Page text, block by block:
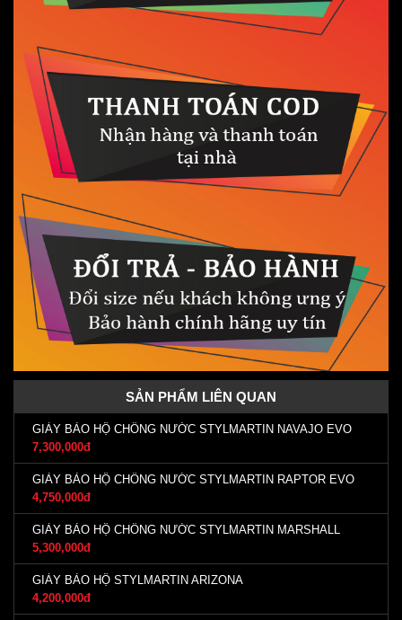
SẢN PHẨM LIÊN QUAN
GIÀY BẢO HỘ CHỐNG NƯỚC STYLMARTIN NAVAJO EVO
7,300,000đ
GIÀY BẢO HỘ CHỐNG NƯỚC STYLMARTIN RAPTOR EVO
4,750,000đ
GIÀY BẢO HỘ CHỐNG NƯỚC STYLMARTIN MARSHALL
5,300,000đ
GIÀY BẢO HỘ STYLMARTIN ARIZONA
4,200,000đ